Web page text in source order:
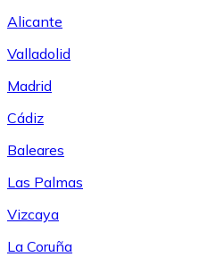
Alicante
Valladolid
Madrid
Cádiz
Baleares
Las Palmas
Vizcaya
La Coruña